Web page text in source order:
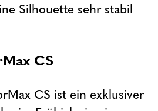
Silhouette sehr stabil
CS
CS ist ein exklusiver